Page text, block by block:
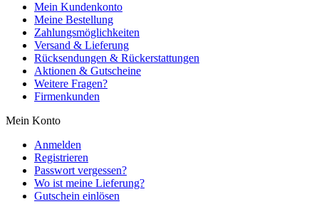
Mein Kundenkonto
Meine Bestellung
Zahlungsmöglichkeiten
Versand & Lieferung
Rücksendungen & Rückerstattungen
Aktionen & Gutscheine
Weitere Fragen?
Firmenkunden
Mein Konto
Anmelden
Registrieren
Passwort vergessen?
Wo ist meine Lieferung?
Gutschein einlösen